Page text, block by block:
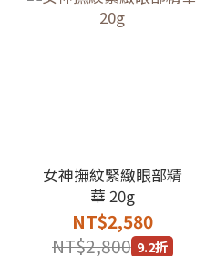
女神撫紋緊緻眼部精
華 20g
NT$2,580
NT$2,800 9.2折